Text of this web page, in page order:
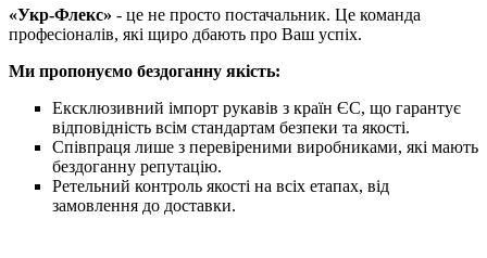
«Укр-Флекс» - це не просто постачальник. Це команда
професіоналів, які щиро дбають про Ваш успіх.
Ми пропонуємо бездоганну якість:
Ексклюзивний імпорт рукавів з країн ЄС, що гарантує
відповідність всім стандартам безпеки та якості.
Співпраця лише з перевіреними виробниками, які мають
бездоганну репутацію.
Ретельний контроль якості на всіх етапах, від
замовлення до доставки.